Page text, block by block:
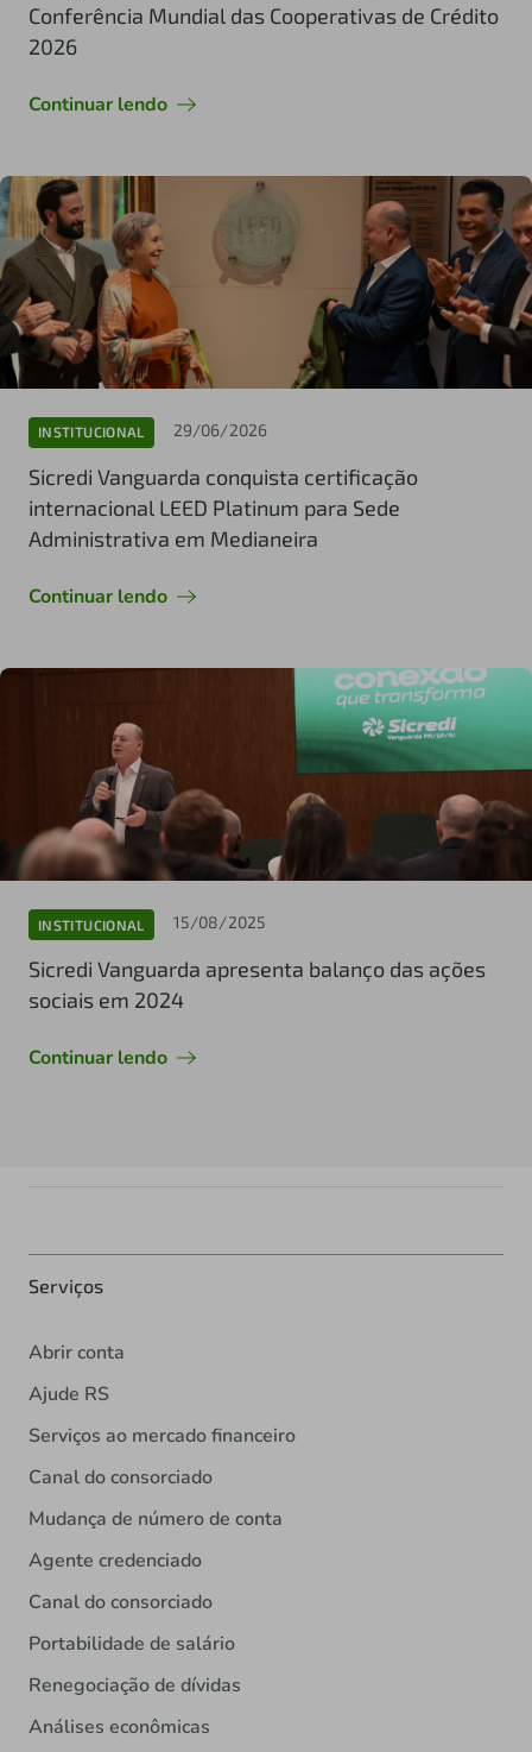
Conferência Mundial das Cooperativas de Crédito
2026
Continuar lendo
INSTITUCIONAL 29/06/2026
Sicredi Vanguarda conquista certificação
internacional LEED Platinum para Sede
Administrativa em Medianeira
Continuar lendo
INSTITUCIONAL 15/08/2025
Sicredi Vanguarda apresenta balanço das ações
sociais em 2024
Continuar lendo
Serviços
Abrir conta
Ajude RS
Serviços ao mercado financeiro
Canal do consorciado
Mudança de número de conta
Agente credenciado
Canal do consorciado
Portabilidade de salário
Renegociação de dívidas
Análises econômicas